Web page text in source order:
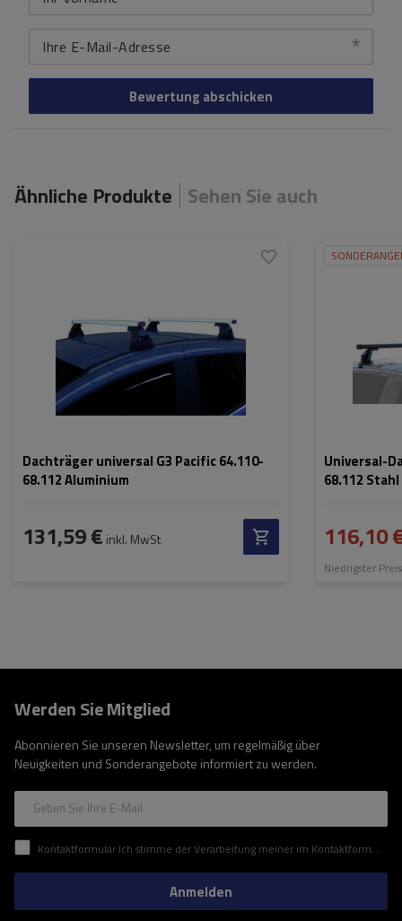
Ihre E-Mail-Adresse
Bewertung abschicken
Ähnliche Produkte Sehen Sie auch
Dachträger universal G3 Pacific 64.110-
68.112 Aluminium
131,59 € inkl. MwSt
Universal-
68.112 Stahl
116,10
Niedrigster
Werden Sie Mitglied
Abonnieren Sie unseren Newsletter, um regelmäßig über
Neuigkeiten und Sonderangebote informiert zu werden.
Geben Sie Ihre E-Mail
Kontaktformular Ich stimme der Verarbeitung meiner im Kontaktformular enthaltenen personenbezogenen Daten gemäß der Verordnung (EU) des Europäischen Parlaments und des Rates zu.
Anmelden